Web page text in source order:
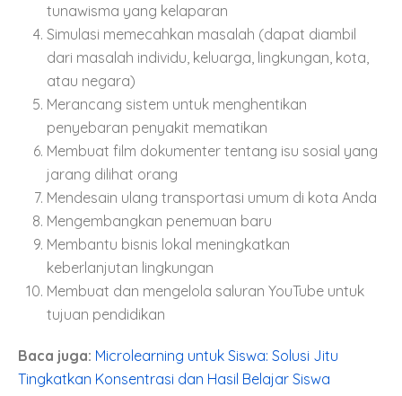
tunawisma yang kelaparan
Simulasi memecahkan masalah (dapat diambil
dari masalah individu, keluarga, lingkungan, kota,
atau negara)
Merancang sistem untuk menghentikan
penyebaran penyakit mematikan
Membuat film dokumenter tentang isu sosial yang
jarang dilihat orang
Mendesain ulang transportasi umum di kota Anda
Mengembangkan penemuan baru
Membantu bisnis lokal meningkatkan
keberlanjutan lingkungan
Membuat dan mengelola saluran YouTube untuk
tujuan pendidikan
Baca juga: Microlearning untuk Siswa: Solusi Jitu
Tingkatkan Konsentrasi dan Hasil Belajar Siswa